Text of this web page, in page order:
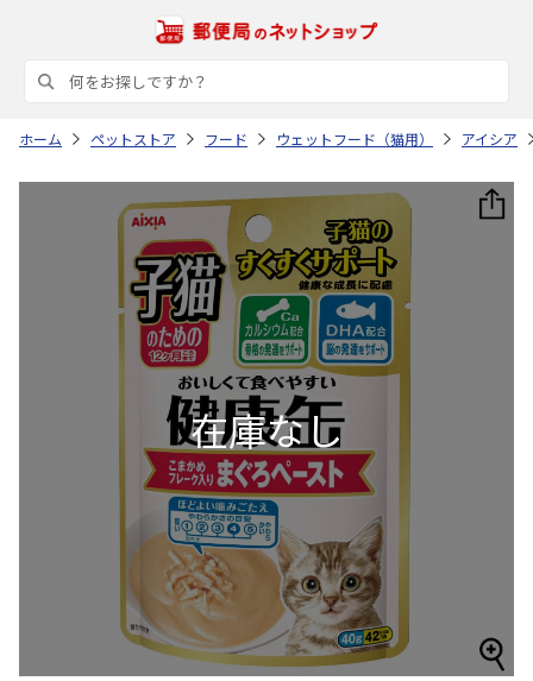
ホーム ペットストア フード ウェットフード（猫用） アイシア